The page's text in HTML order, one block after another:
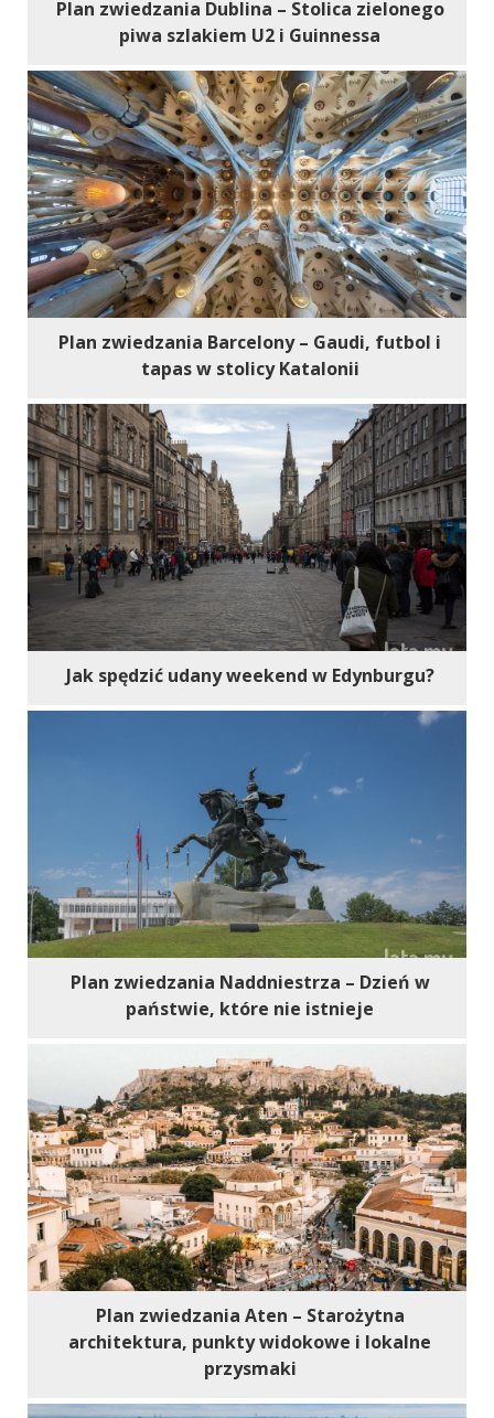
Plan zwiedzania Dublina – Stolica zielonego
piwa szlakiem U2 i Guinnessa
Plan zwiedzania Barcelony – Gaudi, futbol i
tapas w stolicy Katalonii
Jak spędzić udany weekend w Edynburgu?
Plan zwiedzania Naddniestrza – Dzień w
państwie, które nie istnieje
Plan zwiedzania Aten – Starożytna
architektura, punkty widokowe i lokalne
przysmaki